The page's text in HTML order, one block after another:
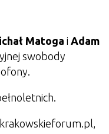
Matoga i Adam
swobody